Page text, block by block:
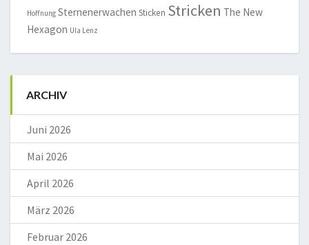
Hoffnung Sternenerwachen Sticken Stricken The New
Hexagon Ula Lenz
ARCHIV
Juni 2026
Mai 2026
April 2026
März 2026
Februar 2026